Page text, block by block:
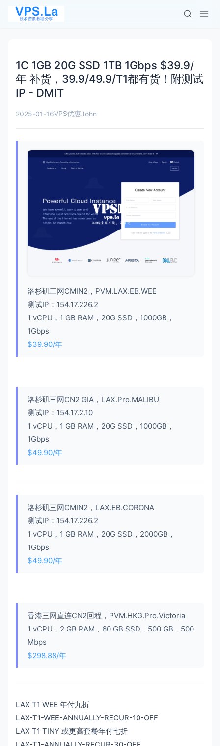
1C 1GB 20G SSD 1TB 1Gbps $39.9/
年 补货，39.9/49.9/T1都有货！附测试
IP - DMIT
2025-01-16VPS优惠John
洛杉矶三网CMIN2，PVM.LAX.EB.WEE
测试IP：154.17.226.2
1 vCPU，1 GB RAM，20G SSD，1000GB，
1Gbps
$39.90/年
洛杉矶三网CN2 GIA，LAX.Pro.MALIBU
测试IP：154.17.2.10
1 vCPU，1 GB RAM，20G SSD，1000GB，
1Gbps
$49.90/年
洛杉矶三网CMIN2，LAX.EB.CORONA
测试IP：154.17.226.2
1 vCPU，1 GB RAM，20G SSD，2000GB，
1Gbps
$49.90/年
香港三网直连CN2回程，PVM.HKG.Pro.Victoria
1 vCPU，2 GB RAM，60 GB SSD，500 GB，500
Mbps
$298.88/年
LAX T1 WEE 年付九折
LAX-T1-WEE-ANNUALLY-RECUR-10-OFF
LAX T1 TINY 或更高套餐年付七折